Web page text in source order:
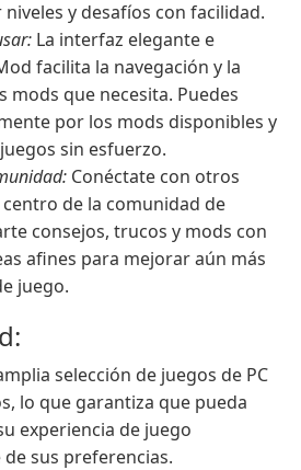
y desafíos con facilidad.
La interfaz elegante e
facilita la navegación y la
mods que necesita. Puedes
por los mods disponibles y
sin esfuerzo.
Conéctate con otros
de la comunidad de
consejos, trucos y mods con
afines para mejorar aún más
juego.
selección de juegos de PC
lo que garantiza que pueda
experiencia de juego
sus preferencias.